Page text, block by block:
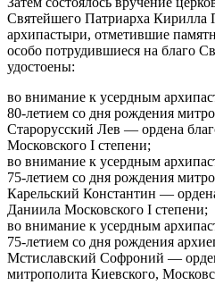
Святейшего Патриарха Кирилла
архипастыри, отметившие
особо потрудившиеся на благо
удостоены:
во внимание к усердным
80-летием со дня рождения
Старорусский Лев — ордена
Московского I степени;
во внимание к усердным
75-летием со дня рождения
Карельский Константин —
Даниила Московского I степени;
во внимание к усердным
75-летием со дня рождения
Мстиславский Софроний —
митрополита Киевского,